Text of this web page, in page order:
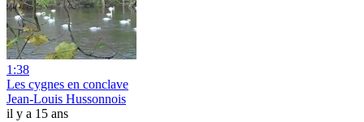
1:38
Les cygnes en conclave
Jean-Louis Hussonnois
il y a 15 ans